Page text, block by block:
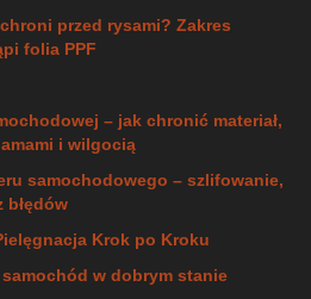
przed rysami? Zakres
folia PPF
– jak chronić materiał,
i wilgocią
samochodowego – szlifowanie,
błędów
Krok po Kroku
w dobrym stanie